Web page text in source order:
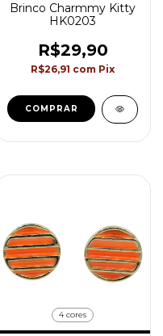
Brinco Charmmy Kitty
HK0203
R$29,90
R$26,91 com Pix
COMPRAR
4 cores